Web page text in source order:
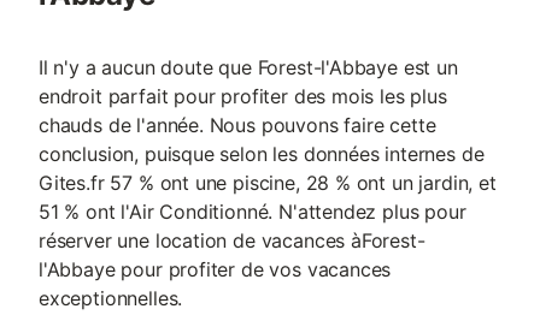
Il n'y a aucun doute que Forest-l'Abbaye est un
endroit parfait pour profiter des mois les plus
chauds de l'année. Nous pouvons faire cette
conclusion, puisque selon les données internes de
Gites.fr 57 % ont une piscine, 28 % ont un jardin, et
51 % ont l'Air Conditionné. N'attendez plus pour
réserver une location de vacances àForest-
l'Abbaye pour profiter de vos vacances
exceptionnelles.